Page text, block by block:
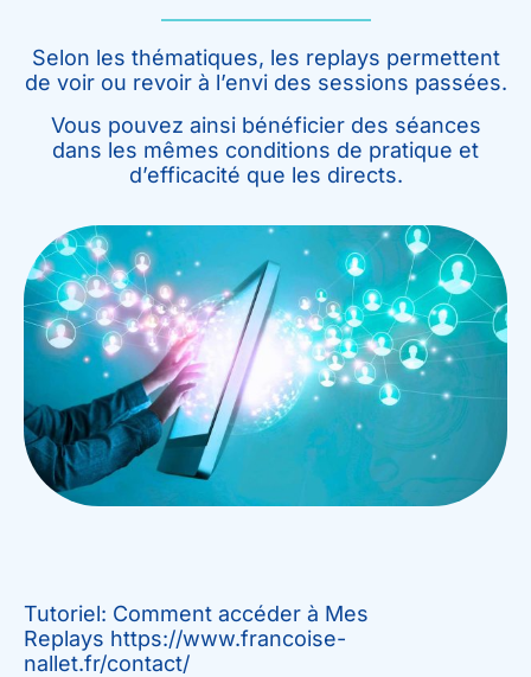
Selon les thématiques, les replays permettent
de voir ou revoir à l’envi des sessions passées.
Vous pouvez ainsi bénéficier des séances
dans les mêmes conditions de pratique et
d’efficacité que les directs.
Tutoriel: Comment accéder à Mes
Replays https://www.francoise-
nallet.fr/contact/